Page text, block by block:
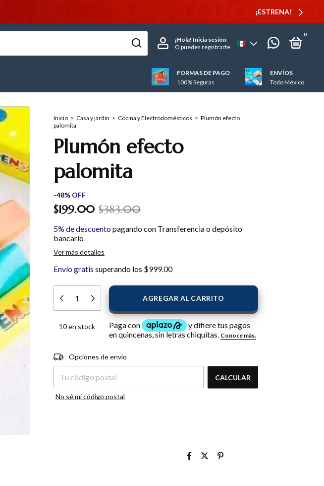
¡Hola! Inicia sesión
O puedes registrarte
0
FORMAS DE PAGO
100% Seguras
ENVÍOS
Todo México
Inicio > Casa y jardin > Cocina y Electrodomésticos > Plumón efecto
palomita
Plumón efecto
palomita
-48% OFF
$199.00 $383.00
5% de descuentopagando con Transferencia o depósito
bancario
Ver más detalles
Envío gratis superando los $999.00
10en stock
Entregas para el CP:
Opciones de envío
CALCULAR
No sé mi código postal